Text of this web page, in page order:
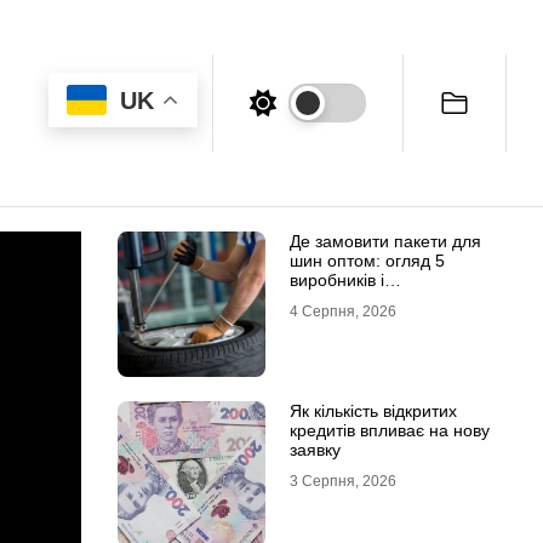
UK
Де замовити пакети для
шин оптом: огляд 5
виробників і
4 Серпня, 2026
Як кількість відкритих
кредитів впливає на нову
заявку
3 Серпня, 2026